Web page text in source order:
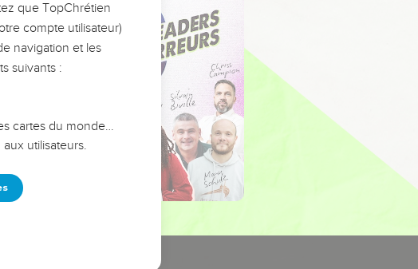
que TopChrétien
compte utilisateur)
navigation et les
suivants :
cartes du monde…
utilisateurs.